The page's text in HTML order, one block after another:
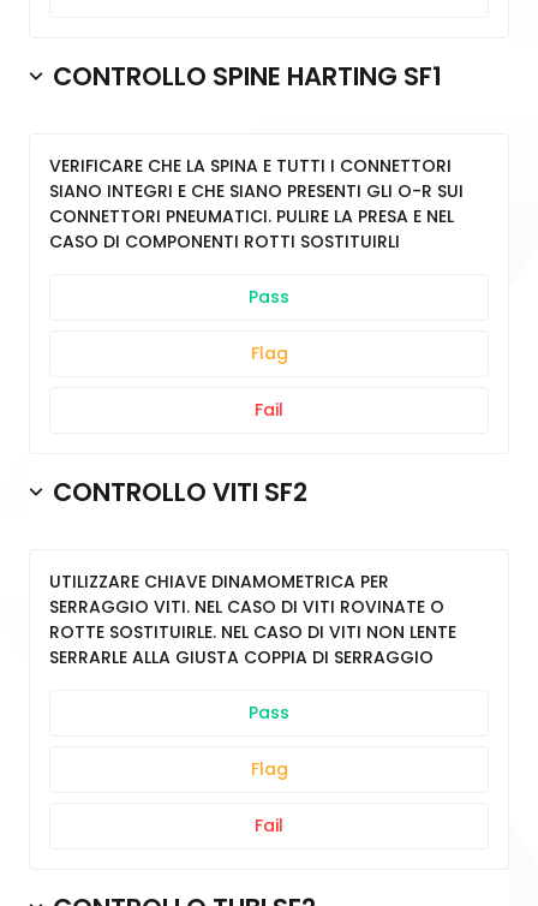
CONTROLLO SPINE HARTING SF1
VERIFICARE CHE LA SPINA E TUTTI I CONNETTORI
SIANO INTEGRI E CHE SIANO PRESENTI GLI O-R SUI
CONNETTORI PNEUMATICI. PULIRE LA PRESA E NEL
CASO DI COMPONENTI ROTTI SOSTITUIRLI
Pass
Flag
Fail
CONTROLLO VITI SF2
UTILIZZARE CHIAVE DINAMOMETRICA PER
SERRAGGIO VITI. NEL CASO DI VITI ROVINATE O
ROTTE SOSTITUIRLE. NEL CASO DI VITI NON LENTE
SERRARLE ALLA GIUSTA COPPIA DI SERRAGGIO
Pass
Flag
Fail